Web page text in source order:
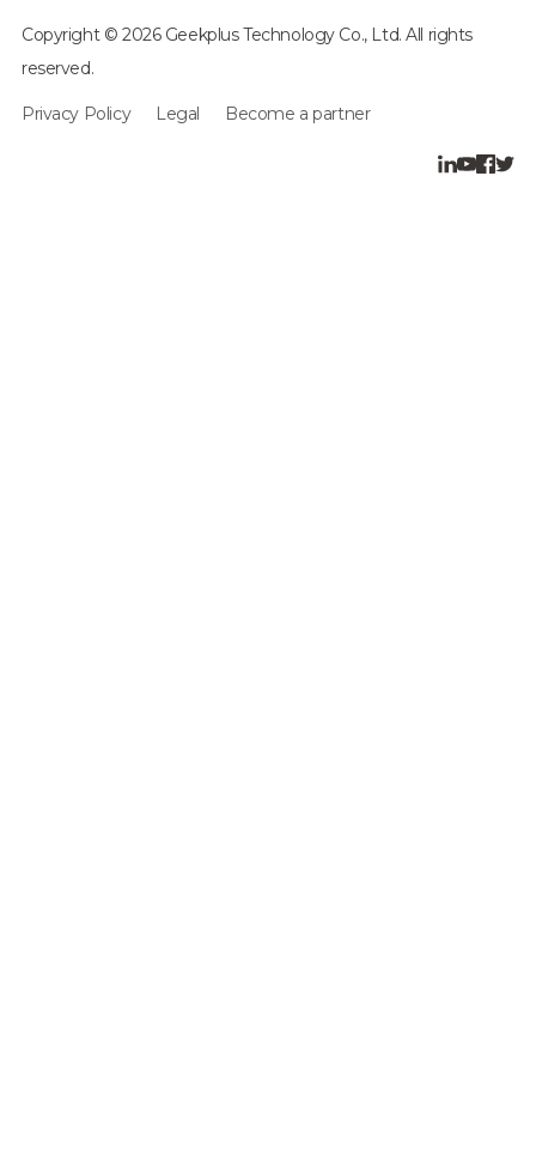
Copyright © 2026 Geekplus Technology Co., Ltd. All rights
reserved.
Privacy Policy Legal Become a partner